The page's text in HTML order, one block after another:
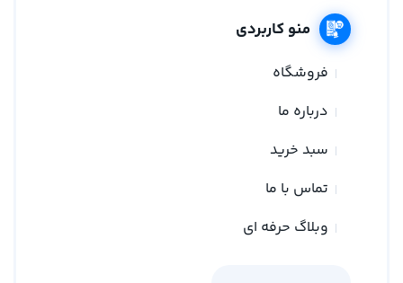
منو کاربردی
فروشگاه
درباره ما
سبد خرید
تماس با ما
وبلاگ حرفه ای